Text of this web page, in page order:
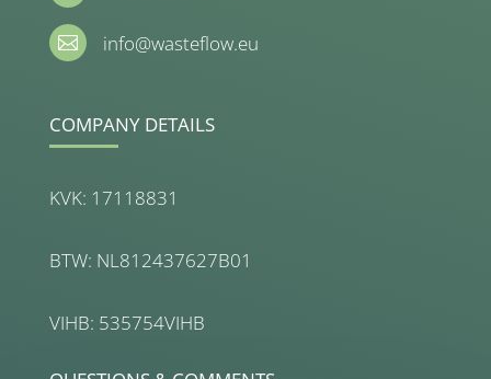
 info@wasteflow.eu
COMPANY DETAILS
KVK: 17118831
BTW: NL812437627B01
VIHB: 535754VIHB